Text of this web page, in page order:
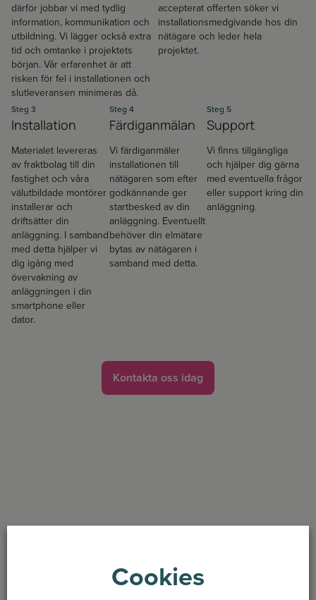
Företag
därför jobbar vi med tydlig
information, kommunikation och
utbildning. Vi lägger också extra
tid och omtanke i projektets
början. Vår erfarenhet är att
risken för fel i installationen och
slutleveransen minimeras då.
accepterat offerten söker vi
installationsmedgivande hos din
nätägare och leder hela
projektet.
Steg 3
Installation
Materialet levereras
av fraktbolag till din
fastighet och våra
välutbildade montörer
installerar och
driftsätter din
anläggning. I samband
med detta hjälper vi
dig igång med
övervakning av
anläggningen i din
smartphone eller
dator.
Steg 4
Färdiganmälan
Vi färdiganmäler
installationen till
nätägaren som efter
godkännande ger
startbesked av din
anläggning. Eventuellt
behöver din elmätare
bytas av nätägaren i
samband med detta.
Steg 5
Support
Vi finns tillgängliga
och hjälper dig gärna
med eventuella frågor
eller support kring din
anläggning.
Kontakta oss idag
lägre energiräkning och minskat
klimatavtryckCookies